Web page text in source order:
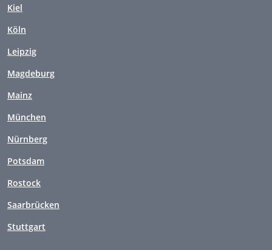
Kiel
Köln
Leipzig
Magdeburg
Mainz
München
Nürnberg
Potsdam
Rostock
Saarbrücken
Stuttgart